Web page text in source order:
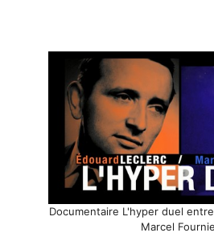
Documentaire L'hyper duel
Marcel